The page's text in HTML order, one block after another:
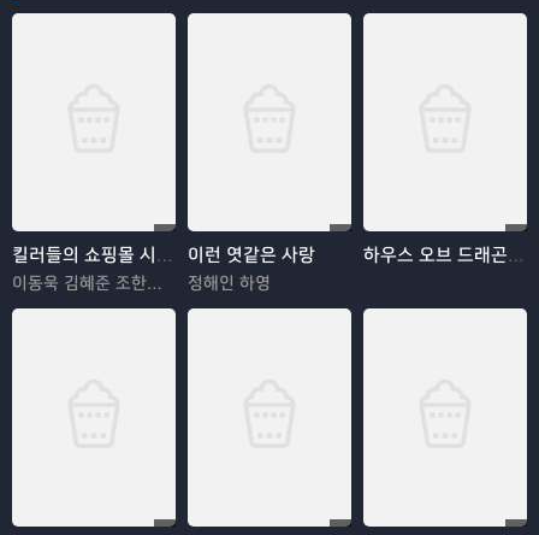
킬러들의 쇼핑몰 시즌2
이동욱 김혜준 조한선 김해나
이런 엿같은 사랑
정해인 하영
하우스 오브 드래곤 시즌3